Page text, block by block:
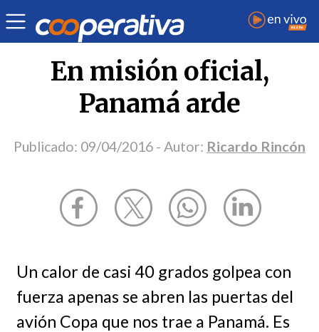
Opinión | Ricardo Rincón
En misión oficial,
Panamá arde
Publicado: 09/04/2016 - Autor: Ricardo Rincón
Un calor de casi 40 grados golpea con
fuerza apenas se abren las puertas del
avión Copa que nos trae a Panamá. Es